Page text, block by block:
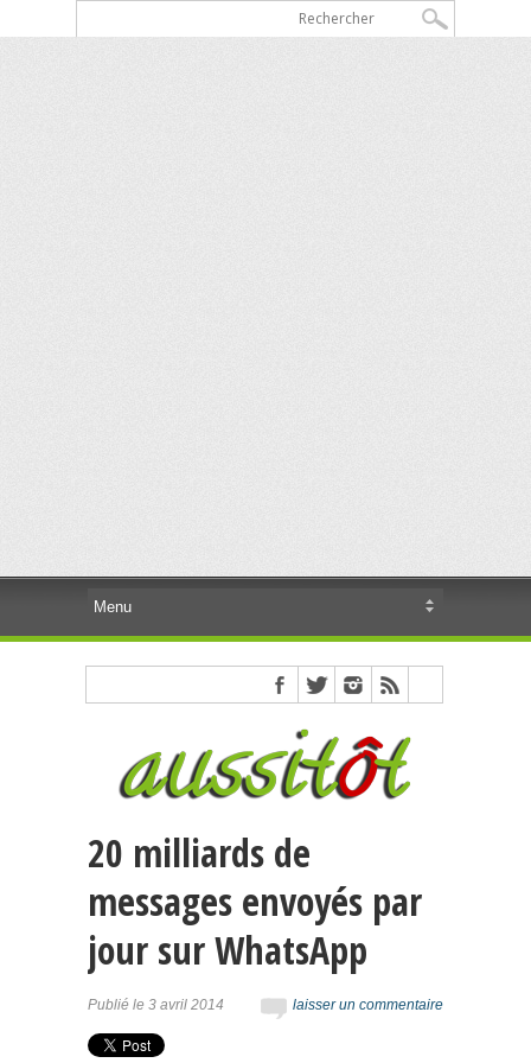
20 milliards de
messages envoyés par
jour sur WhatsApp
laisser un commentaire
Publié le 3 avril 2014